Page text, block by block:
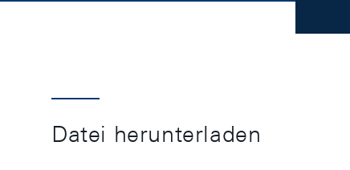
Datei herunterladen